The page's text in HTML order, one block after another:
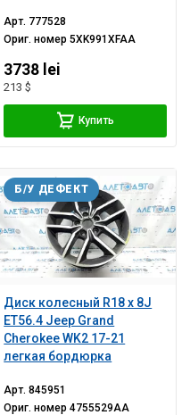
Арт. 777528
Ориг. номер5XK991XFAA
3738 lei
213 $
Купить
Диск колесный R18 x 8J
ET56.4 Jeep Grand
Cherokee WK2 17-21
легкая бордюрка
Б/У ДЕФЕКТ
Арт.845951
Ориг. номер4755529AA